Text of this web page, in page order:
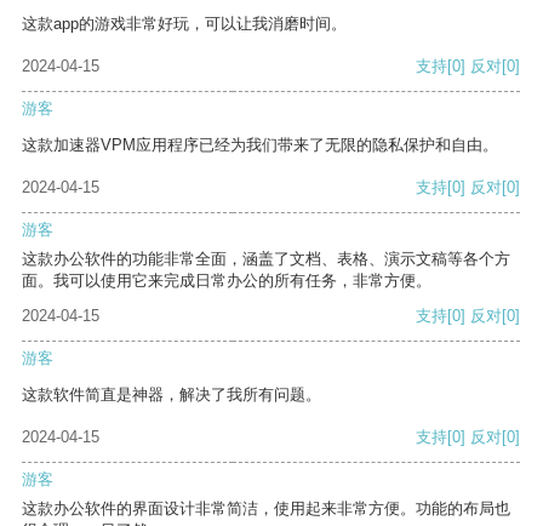
这款app的游戏非常好玩，可以让我消磨时间。
2024-04-15 支持[0] 反对[0]
游客
这款加速器VPM应用程序已经为我们带来了无限的隐私保护和自由。
2024-04-15 支持[0] 反对[0]
游客
这款办公软件的功能非常全面，涵盖了文档、表格、演示文稿等各个方
面。我可以使用它来完成日常办公的所有任务，非常方便。
2024-04-15
支持[0] 反对[0]
游客
这款软件简直是神器，解决了我所有问题。
2024-04-15 支持[0] 反对[0]
游客
这款办公软件的界面设计非常简洁，使用起来非常方便。功能的布局也